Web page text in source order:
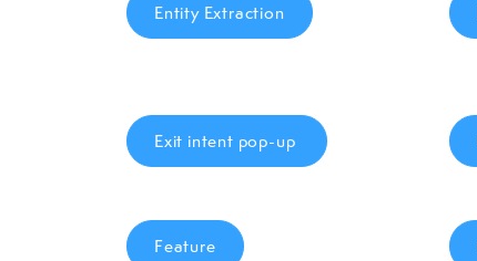
Entity Extraction
Exit intent pop-up
Feature